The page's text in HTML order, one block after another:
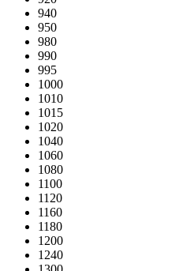
940
950
980
990
995
1000
1010
1015
1020
1040
1060
1080
1100
1120
1160
1180
1200
1240